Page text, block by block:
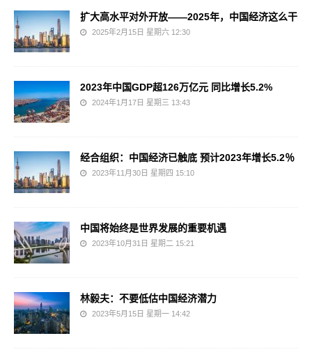
扩大高水平对外开放——2025年，中国经济这么干
2025年2月15日 星期六 12:30
2023年中国GDP超126万亿元 同比增长5.2%
2024年1月17日 星期三 13:43
经合组织：中国经济已触底 预计2023年增长5.2％
2023年11月30日 星期四 15:10
中国将始终是世界发展的重要机遇
2023年10月31日 星期二 15:21
林毅夫：不要低估中国经济潜力
2023年5月15日 星期一 14:42